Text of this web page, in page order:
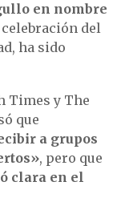
en nombre
del
ha sido
Times y The
que
a grupos
, pero que
clara en el